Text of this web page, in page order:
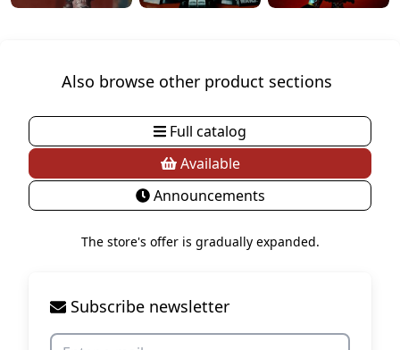
Also browse other product sections
Full catalog
Available
Announcements
The store's offer is gradually expanded.
Subscribe newsletter